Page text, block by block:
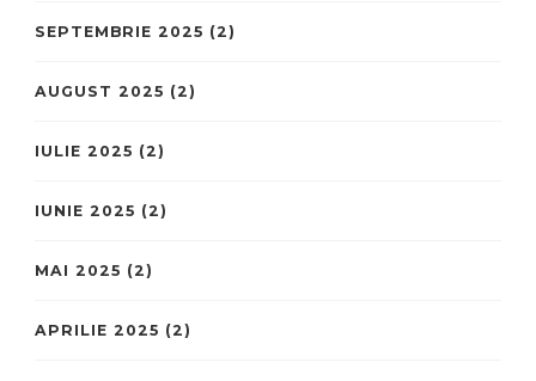
SEPTEMBRIE 2025 (2)
AUGUST 2025 (2)
IULIE 2025 (2)
IUNIE 2025 (2)
MAI 2025 (2)
APRILIE 2025 (2)